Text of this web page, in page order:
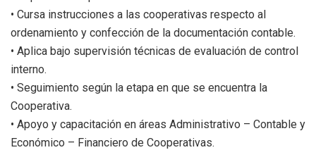
• Cursa instrucciones a las cooperativas respecto al
ordenamiento y confección de la documentación contable.
• Aplica bajo supervisión técnicas de evaluación de control
interno.
• Seguimiento según la etapa en que se encuentra la
Cooperativa.
• Apoyo y capacitación en áreas Administrativo – Contable y
Económico – Financiero de Cooperativas.